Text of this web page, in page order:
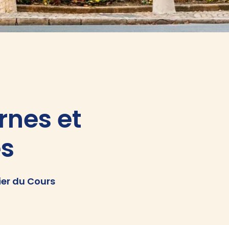
et
du Cours